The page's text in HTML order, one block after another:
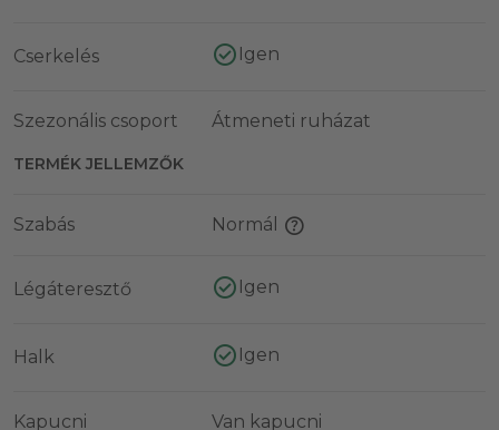
Cserkelés Igen
Szezonális csoport Átmeneti ruházat
TERMÉK JELLEMZŐK
Szabás Normál
Légáteresztő Igen
Halk Igen
Kapucni Van kapucni